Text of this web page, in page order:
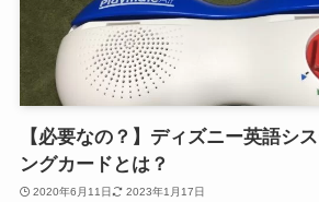
【必要なの？】ディズニー英語シ
ングカードとは？
2020年6月11日 2023年1月17日